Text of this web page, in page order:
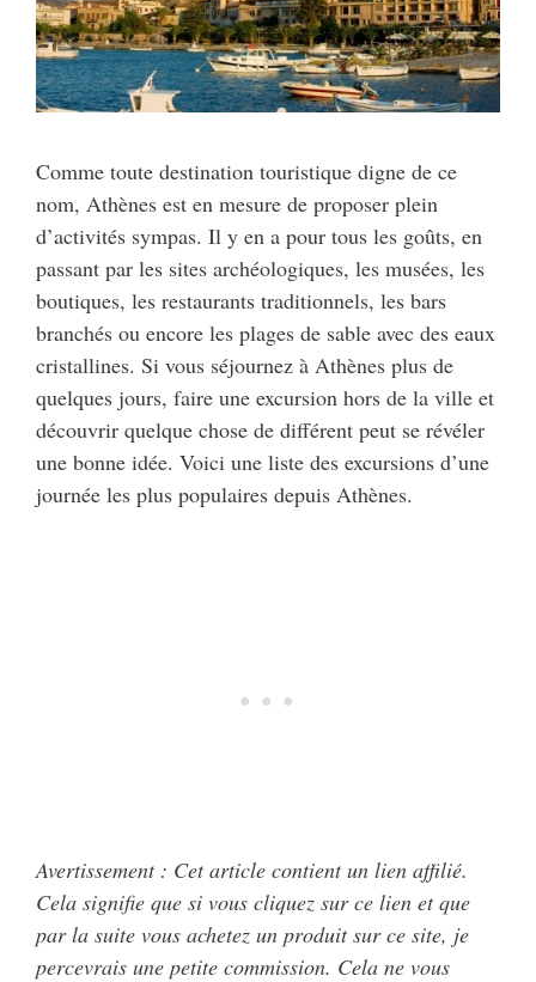
Comme toute destination touristique digne de ce
nom, Athènes est en mesure de proposer plein
d’activités sympas. Il y en a pour tous les goûts, en
passant par les sites archéologiques, les musées, les
boutiques, les restaurants traditionnels, les bars
branchés ou encore les plages de sable avec des eaux
cristallines. Si vous séjournez à Athènes plus de
quelques jours, faire une excursion hors de la ville et
découvrir quelque chose de différent peut se révéler
une bonne idée. Voici une liste des excursions d’une
journée les plus populaires depuis Athènes.
Avertissement : Cet article contient un lien affilié.
Cela signifie que si vous cliquez sur ce lien et que
par la suite vous achetez un produit sur ce site, je
percevrais une petite commission. Cela ne vous